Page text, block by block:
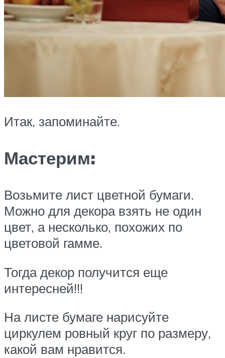
Итак, запоминайте.
Мастерим:
Возьмите лист цветной бумаги.
Можно для декора взять не один
цвет, а несколько, похожих по
цветовой гамме.
Тогда декор получится еще
интересней!!!
На листе бумаге нарисуйте
циркулем ровный круг по размеру,
какой вам нравится.